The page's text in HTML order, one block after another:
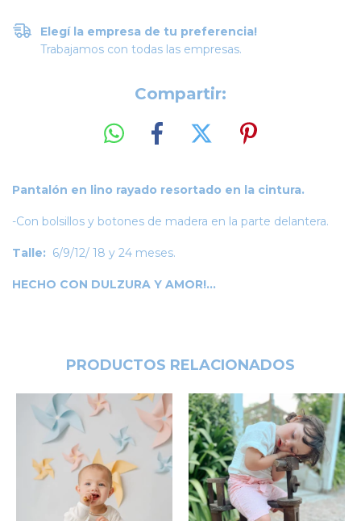
Elegí la empresa de tu preferencia!
Trabajamos con todas las empresas.
Compartir:
Pantalón en lino rayado resortado en la cintura.
-Con bolsillos y botones de madera en la parte delantera.
Talle: 6/9/12/ 18 y 24 meses.
HECHO CON DULZURA Y AMOR!...
PRODUCTOS RELACIONADOS